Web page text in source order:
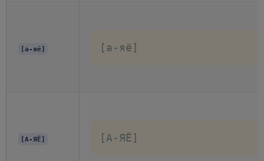
[а-яё] [а-яё]
[А-ЯЁ] [А-ЯЁ]